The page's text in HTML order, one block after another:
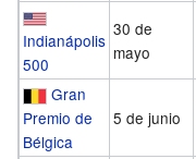
Indianápolis
500
30 de
mayo
Gran
Premio de
Bélgica
5 de junio